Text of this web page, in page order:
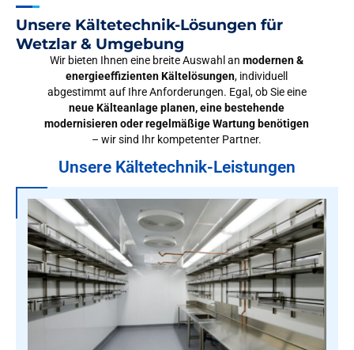
Unsere Kältetechnik-Lösungen für
Wetzlar & Umgebung
Wir bieten Ihnen eine breite Auswahl anmodernen &
energieeffizienten Kältelösungen, individuell
abgestimmt auf Ihre Anforderungen. Egal, ob Sie eine
neue Kälteanlage planen, eine bestehende
modernisieren oder regelmäßige Wartung benötigen
– wir sind Ihr kompetenter Partner.
Unsere Kältetechnik-Leistungen